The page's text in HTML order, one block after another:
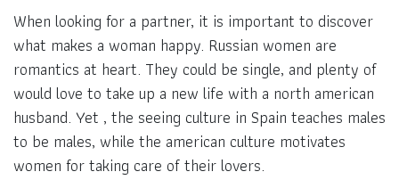
When looking for a partner, it is important to discover
what makes a woman happy. Russian women are
romantics at heart. They could be single, and plenty of
would love to take up a new life with a north american
husband. Yet , the seeing culture in Spain teaches males
to be males, while the american culture motivates
women for taking care of their lovers.